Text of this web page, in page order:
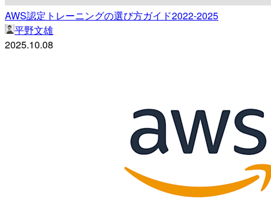
AWS認定トレーニングの選び方ガイド2022-2025
平野文雄
2025.10.08